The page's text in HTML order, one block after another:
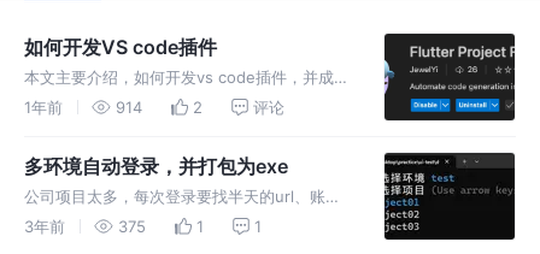
如何开发VS code插件
本文主要介绍，如何开发vs code插件，并成功
上架到应用市场。以后有什么摸鱼方式，都可以
1年前 914 2 评论
多环境自动登录，并打包为exe
公司项目太多，每次登录要找半天的url、账
号、密码，十分麻烦。考虑到需要自动打开浏览
3年前 375 1 1